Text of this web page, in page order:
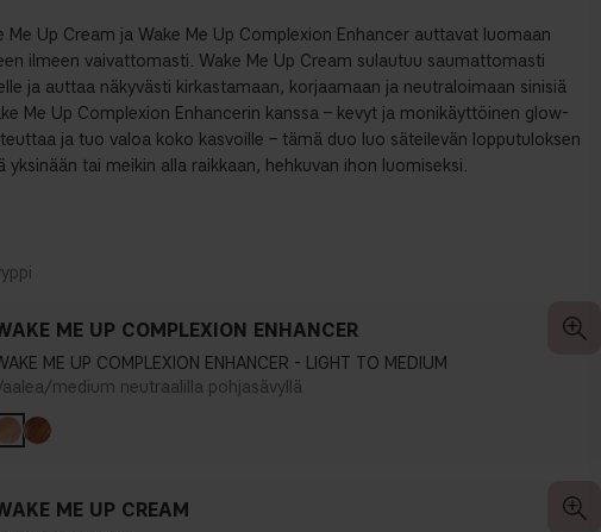
Me Up Cream ja Wake Me Up Complexion Enhancer auttavat luomaan
ilmeen vaivattomasti. Wake Me Up Cream sulautuu saumattomasti
ja auttaa näkyvästi kirkastamaan, korjaamaan ja neutraloimaan sinisiä
Me Up Complexion Enhancerin kanssa – kevyt ja monikäyttöinen glow-
ja tuo valoa koko kasvoille – tämä duo luo säteilevän lopputuloksen
yksinään tai meikin alla raikkaan, hehkuvan ihon luomiseksi.
ME UP COMPLEXION ENHANCER
ME UP COMPLEXION ENHANCER - LIGHT TO MEDIUM
medium neutraalilla pohjasävyllä
ME UP CREAM